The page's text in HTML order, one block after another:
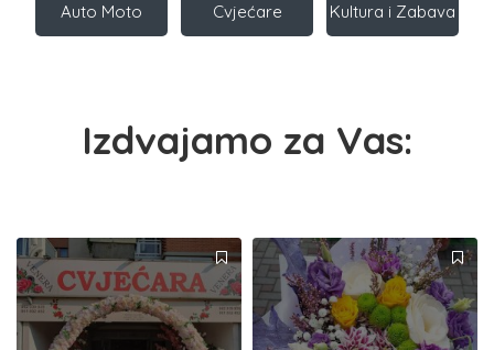
Auto Moto Cvjećare Kultura i Zabava
Izdvajamo za Vas: